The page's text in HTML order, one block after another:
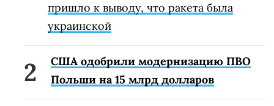
пришло к выводу, что ракета была
украинской
США одобрили модернизацию ПВО
Польши на 15 млрд долларов